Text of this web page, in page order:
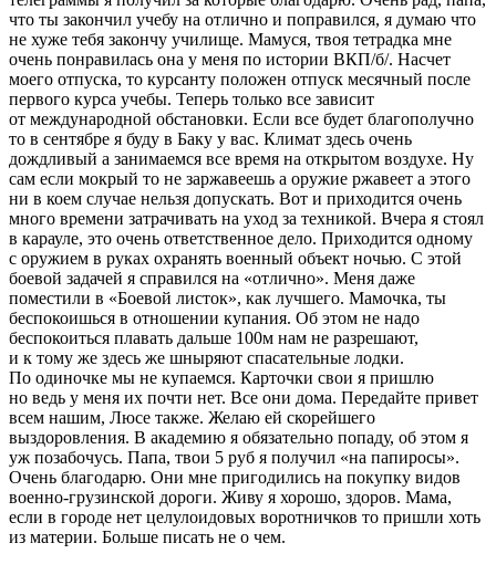
что ты закончил учебу на отлично и поправился, я думаю что
не хуже тебя закончу училище. Мамуся, твоя тетрадка мне
очень понравилась она у меня по истории ВКП/б/. Насчет
моего отпуска, то курсанту положен отпуск месячный после
первого курса учебы. Теперь только все зависит
от международной обстановки. Если все будет благополучно
то в сентябре я буду в Баку у вас. Климат здесь очень
дождливый а занимаемся все время на открытом воздухе. Ну
сам если мокрый то не заржавеешь а оружие ржавеет а этого
ни в коем случае нельзя допускать. Вот и приходится очень
много времени затрачивать на уход за техникой. Вчера я стоял
в карауле, это очень ответственное дело. Приходится одному
с оружием в руках охранять военный объект ночью. С этой
боевой задачей я справился на «отлично». Меня даже
поместили в «Боевой листок», как лучшего. Мамочка, ты
беспокоишься в отношении купания. Об этом не надо
беспокоиться плавать дальше 100м нам не разрешают,
и к тому же здесь же шныряют спасательные лодки.
По одиночке мы не купаемся. Карточки свои я пришлю
но ведь у меня их почти нет. Все они дома. Передайте привет
всем нашим, Люсе также. Желаю ей скорейшего
выздоровления. В академию я обязательно попаду, об этом я
уж позабочусь. Папа, твои 5 руб я получил «на папиросы».
Очень благодарю. Они мне пригодились на покупку видов
военно-грузинской дороги. Живу я хорошо, здоров. Мама,
если в городе нет целулоидовых воротничков то пришли хоть
из материи. Больше писать не о чем.